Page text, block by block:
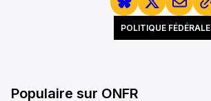
POLITIQUE FÉDÉRALE
Populaire sur ONFR